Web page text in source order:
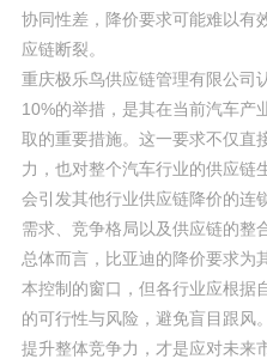
协同性差，降价要求可能难以有
应链断裂。
重庆极乐鸟供应链管理有限公司
10%的举措，是其在当前汽车产
取的重要措施。这一要求不仅直
力，也对整个汽车行业的供应链
会引发其他行业供应链降价的连
需求、竞争格局以及供应链的整
总体而言，比亚迪的降价要求为
本控制的窗口，但各行业应根据
的可行性与风险，避免盲目跟风
提升整体竞争力，才是应对未来